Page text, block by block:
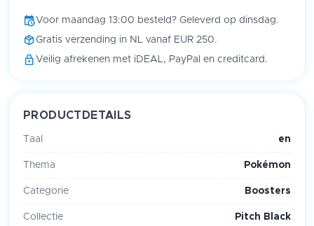
Voor maandag 13:00 besteld? Geleverd op dinsdag.
Gratis verzending in NL vanaf EUR 250.
Veilig afrekenen met iDEAL, PayPal en creditcard.
PRODUCTDETAILS
Taal en
Thema Pokémon
Categorie Boosters
Collectie Pitch Black